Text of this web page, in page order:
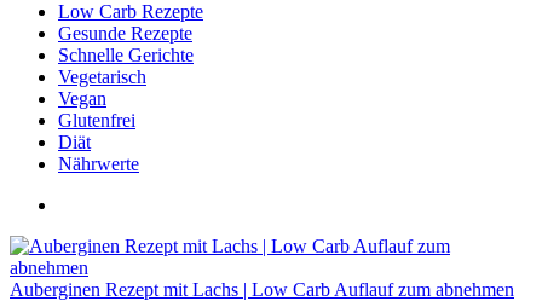
Low Carb Rezepte
Gesunde Rezepte
Schnelle Gerichte
Vegetarisch
Vegan
Glutenfrei
Diät
Nährwerte
Auberginen Rezept mit Lachs | Low Carb Auflauf zum abnehmen